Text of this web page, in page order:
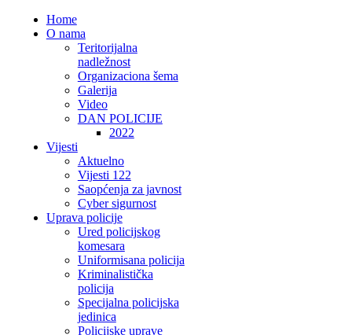
Home
O nama
Teritorijalna
nadležnost
Organizaciona šema
Galerija
Video
DAN POLICIJE
2022
Vijesti
Aktuelno
Vijesti 122
Saopćenja za javnost
Cyber sigurnost
Uprava policije
Ured policijskog
komesara
Uniformisana policija
Kriminalistička
policija
Specijalna policijska
jedinica
Policijske uprave